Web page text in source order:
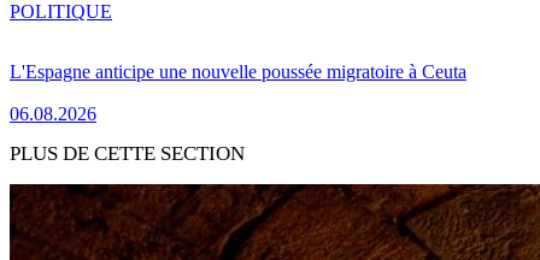
L'Espagne anticipe une nouvelle poussée migratoire à Ceuta
06.08.2026
POLITIQUE
PLUS DE CETTE SECTION